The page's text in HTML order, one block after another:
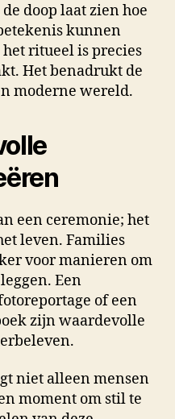
doop laat zien hoe
kunnen
ritueel is precies
Het benadrukt de
moderne wereld.
een ceremonie; het
leven. Families
voor manieren om
Een
of een
zijn waardevolle
niet alleen mensen
moment om stil te